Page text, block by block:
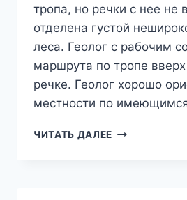
тропа, но речки с нее не
отделена густой
леса. Геолог с рабочим
маршрута по тропе
речке. Геолог хорошо
местности по
ЧИТАТЬ ДАЛЕЕ ЕСЛИ